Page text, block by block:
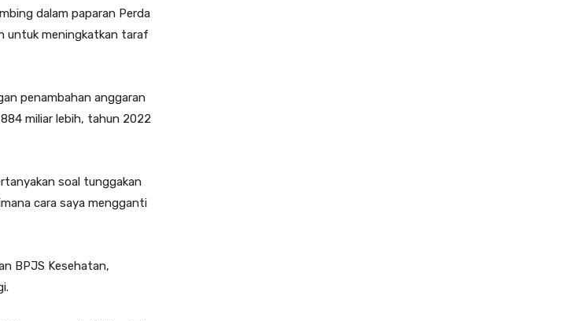
dalam paparan Perda
untuk meningkatkan taraf
penambahan anggaran
miliar lebih, tahun 2022
soal tunggakan
cara saya mengganti
BPJS Kesehatan,